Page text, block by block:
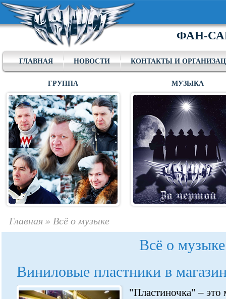
ФАН-
ГЛАВНАЯ НОВОСТИ КОНТАКТЫ И
ГРУППА МУЗЫКА
Главная » Всё о музыке
Всё о музыке
Виниловые пластники в
"Пластиночка" – это